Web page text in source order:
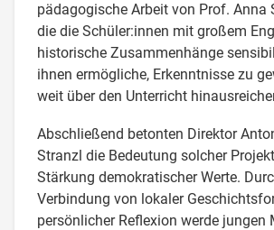
pädagogische Arbeit von Prof. Anna
die die Schüler:innen mit großem
historische Zusammenhänge
ihnen ermögliche, Erkenntnisse zu
weit über den Unterricht
Abschließend betonten Direktor
Stranzl die Bedeutung solcher
Stärkung demokratischer Werte.
Verbindung von lokaler
persönlicher Reflexion werde jungen